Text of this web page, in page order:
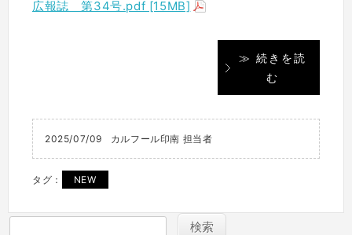
広報誌 第34号.pdf [15MB]
≫ 続きを読
む
2025/07/09 カルフール印南 担当者
タグ： NEW